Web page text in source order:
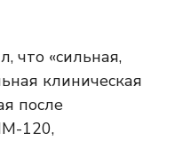
что «сильная,
клиническая
после
120,